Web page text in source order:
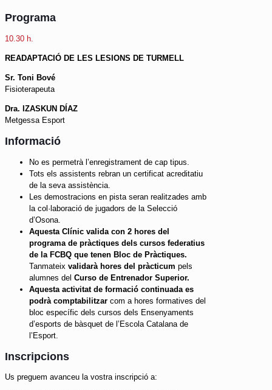
Programa
10.30 h.
READAPTACIÓ DE LES LESIONS DE TURMELL
Sr. Toni Bové
Fisioterapeuta
Dra. IZASKUN DÍAZ
Metgessa Esport
Informació
No es permetrà l’enregistrament de cap tipus.
Tots els assistents rebran un certificat acreditatiu
de la seva assistència.
Les demostracions en pista seran realitzades amb
la col·laboració de jugadors de la Selecció
d’Osona.
Aquesta Clínic valida con 2 hores del
programa de pràctiques dels cursos federatius
de la FCBQ que tenen Bloc de Pràctiques.
Tanmateix validarà hores del pràcticum pels
alumnes del Curso de Entrenador Superior.
Aquesta activitat de formació continuada es
podrà comptabilitzar com a hores formatives del
bloc específic dels cursos dels Ensenyaments
d’esports de bàsquet de l’Escola Catalana de
l’Esport.
Inscripcions
Us preguem avanceu la vostra inscripció a: